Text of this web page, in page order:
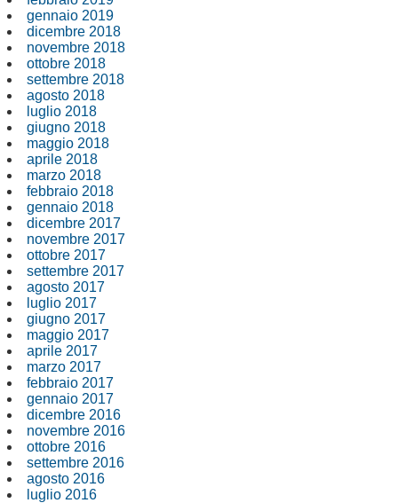
gennaio 2019
dicembre 2018
novembre 2018
ottobre 2018
settembre 2018
agosto 2018
luglio 2018
giugno 2018
maggio 2018
aprile 2018
marzo 2018
febbraio 2018
gennaio 2018
dicembre 2017
novembre 2017
ottobre 2017
settembre 2017
agosto 2017
luglio 2017
giugno 2017
maggio 2017
aprile 2017
marzo 2017
febbraio 2017
gennaio 2017
dicembre 2016
novembre 2016
ottobre 2016
settembre 2016
agosto 2016
luglio 2016